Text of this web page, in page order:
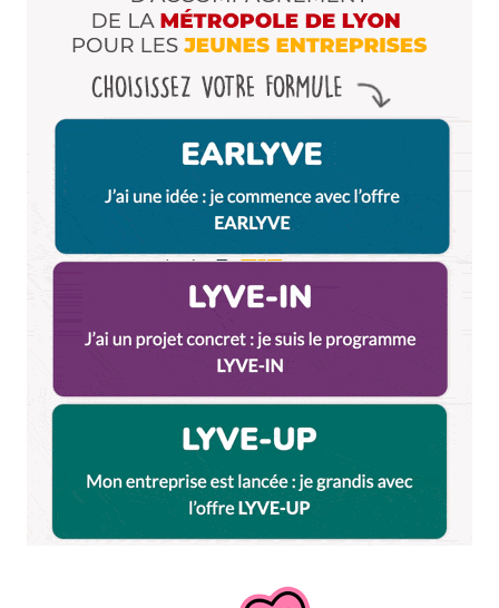
est faite à votre article
Répondre
Super merci pour la pub pour ton forum.
Je n’ai jamais dit que c’était la plus belle
pizza au monde. Si visuellement, elle n’est
pas à ta hauteur, gustativement elle était
comptait pour mes premiers essais.
L’idée de l’article était de dire aux lecteurs
qu’on peut une pizza faire presque tout
seul avec des bons produits semi-
industriels. Et de saluer l’initiative de
Marco. Et avec politesse, contrairement à
toi.
Rockaknittalova
Répondre